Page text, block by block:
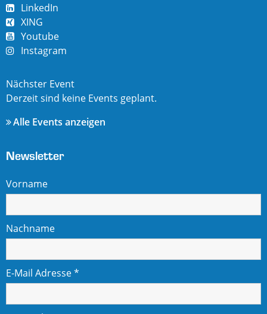
LinkedIn
XING
Youtube
Instagram
Nächster Event
Derzeit sind keine Events geplant.
Alle Events anzeigen
Newsletter
Vorname
Nachname
E-Mail Adresse*